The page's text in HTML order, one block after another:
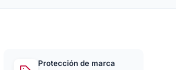
Protección de marca